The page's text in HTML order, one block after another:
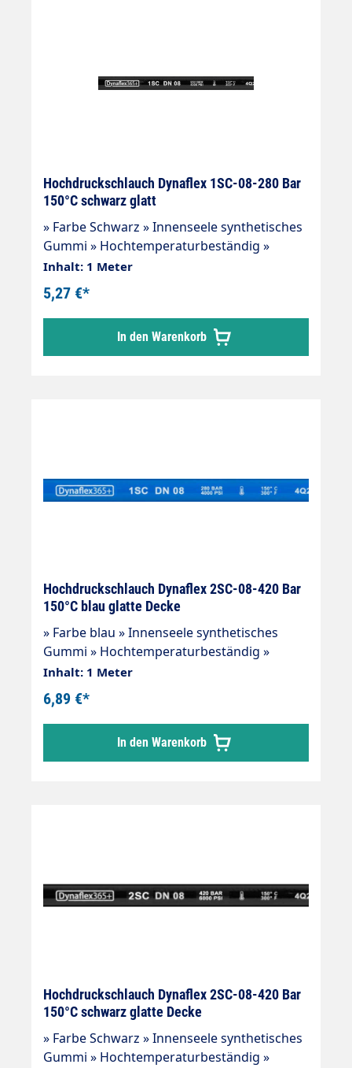
Hochdruckschlauch Dynaflex 1SC-08-280 Bar
150°C schwarz glatt
» Farbe Schwarz » Innenseele synthetisches
Gummi » Hochtemperaturbeständig »
Beständig gegen handelsübliche
Reinigungsmittel » 1 Drahteinlage »
Außendecke synthetisches Gummi »
Abriebfest, öl-, ozon- und
witterungsbeständig » -40 °C - +150 °C »
Sehr flexibler Hochdruckschlauch, in
Inhalt: 1 Meter
5,27 €*
In den Warenkorb
Hochdruckschlauch Dynaflex 2SC-08-420 Bar
150°C blau glatte Decke
» Farbe blau » Innenseele synthetisches
Gummi » Hochtemperaturbeständig »
Beständig gegen handelsübliche
Reinigungsmittel » 2 Drahteinlagen »
Außendecke synthetisches Gummi »
Abriebfest, öl-, ozon- und
witterungsbeständig » -40 °C - +150 °C »
Sehr flexibler Hochdruckschlauch, in
Inhalt: 1 Meter
6,89 €*
In den Warenkorb
Hochdruckschlauch Dynaflex 2SC-08-420 Bar
150°C schwarz glatte Decke
» Farbe Schwarz » Innenseele synthetisches
Gummi » Hochtemperaturbeständig »